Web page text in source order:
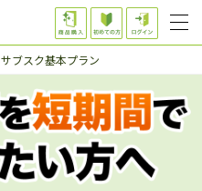
サブスク基本プラン